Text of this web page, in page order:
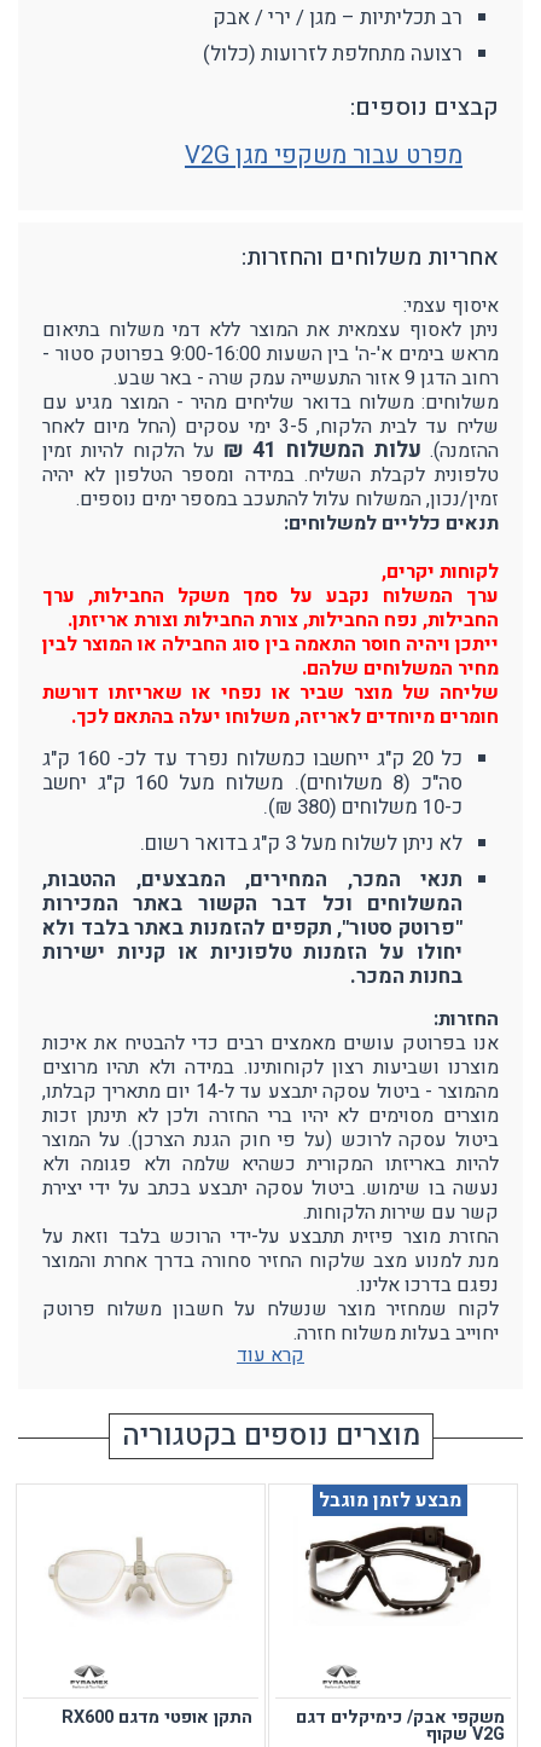
רב תכליתיות – מגן / ירי / אבק
רצועה מתחלפת לזרועות (כלול)
קבצים נוספים:
מפרט עבור משקפי מגן V2G
אחריות משלוחים והחזרות:
איסוף עצמי:
ניתן לאסוף עצמאית את המוצר ללא דמי משלוח בתיאום
מראש בימים א'-ה' בין השעות 9:00-16:00 בפרוטק סטור -
רחוב הדגן 9 אזור התעשייה עמק שרה - באר שבע.
משלוחים: משלוח בדואר שליחים מהיר - המוצר מגיע עם
שליח עד לבית הלקוח, 3-5 ימי עסקים (החל מיום לאחר
ההזמנה). עלות המשלוח 41 ₪
על הלקוח להיות זמין
טלפונית לקבלת השליח. במידה ומספר הטלפון לא יהיה
זמין/נכון, המשלוח עלול להתעכב במספר ימים נוספים.
תנאים כלליים למשלוחים:
לקוחות יקרים,
ערך המשלוח נקבע על סמך משקל החבילות, ערך
החבילות, נפח החבילות, צורת החבילות וצורת אריזתן.
ייתכן ויהיה חוסר התאמה בין סוג החבילה או המוצר לבין
מחיר המשלוחים שלהם.
שליחה של מוצר שביר או נפחי או שאריזתו דורשת
חומרים מיוחדים לאריזה, משלוחו יעלה בהתאם לכך.
כל 20 ק"ג ייחשבו כמשלוח נפרד עד לכ- 160 ק"ג
סה"כ (8 משלוחים). משלוח מעל 160 ק"ג יחשב
כ-10 משלוחים (380 ₪).
לא ניתן לשלוח מעל 3 ק"ג בדואר רשום.
תנאי המכר, המחירים, המבצעים, ההטבות,
המשלוחים וכל דבר הקשור באתר המכירות
"פרוטק סטור", תקפים להזמנות באתר בלבד ולא
יחולו על הזמנות טלפוניות או קניות ישירות
בחנות המכר.
החזרות:
אנו בפרוטק עושים מאמצים רבים כדי להבטיח את איכות
מוצרנו ושביעות רצון לקוחותינו. במידה ולא תהיו מרוצים
מהמוצר - ביטול עסקה יתבצע עד ל-14 יום מתאריך קבלתו,
מוצרים מסוימים לא יהיו ברי החזרה ולכן לא תינתן זכות
ביטול עסקה לרוכש (על פי חוק הגנת הצרכן). על המוצר
להיות באריזתו המקורית כשהיא שלמה ולא פגומה ולא
נעשה בו שימוש. ביטול עסקה יתבצע בכתב על ידי יצירת
קשר עם שירות הלקוחות.
החזרת מוצר פיזית תתבצע על-ידי הרוכש בלבד וזאת על
מנת למנוע מצב שלקוח החזיר סחורה בדרך אחרת והמוצר
נפגם בדרכו אלינו.
לקוח שמחזיר מוצר שנשלח על חשבון משלוח פרוטק
יחוייב בעלות משלוח חזרה.
קרא עוד
מוצרים נוספים בקטגוריה
מבצע לזמן מוגבל
משקפי אבק/ כימיקלים דגם
V2G שקוף
התקן אופטי מדגם RX600